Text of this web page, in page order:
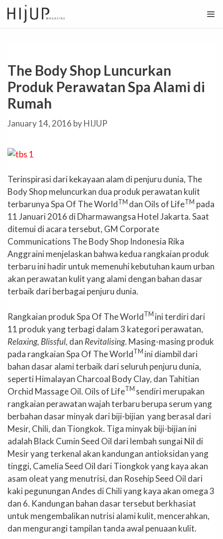
Skip
to
content
The Body Shop Luncurkan
Produk Perawatan Spa Alami di
Rumah
January 14, 2016 byHIJUP
Terinspirasi dari kekayaan alam di penjuru dunia, The
Body Shop meluncurkan dua produk perawatan kulit
terbarunya Spa Of The WorldTM dan Oils of LifeTM pada
11 Januari 2016 di Dharmawangsa Hotel Jakarta. Saat
ditemui di acara tersebut, GM Corporate
Communications The Body Shop Indonesia Rika
Anggraini menjelaskan bahwa kedua rangkaian produk
terbaru ini hadir untuk memenuhi kebutuhan kaum urban
akan perawatan kulit yang alami dengan bahan dasar
terbaik dari berbagai penjuru dunia.
Rangkaian produk Spa Of The WorldTM ini terdiri dari
11 produk yang terbagi dalam 3 kategori perawatan,
Relaxing, Blissful, dan Revitalising. Masing-masing produk
pada rangkaian Spa Of The WorldTM ini diambil dari
bahan dasar alami terbaik dari seluruh penjuru dunia,
seperti Himalayan Charcoal Body Clay, dan Tahitian
Orchid Massage Oil. Oils of LifeTM sendiri merupakan
rangkaian perawatan wajah terbaru berupa serum yang
berbahan dasar minyak dari biji-bijian yang berasal dari
Mesir, Chili, dan Tiongkok. Tiga minyak biji-bijian ini
adalah Black Cumin Seed Oil dari lembah sungai Nil di
Mesir yang terkenal akan kandungan antioksidan yang
tinggi, Camelia Seed Oil dari Tiongkok yang kaya akan
asam oleat yang menutrisi, dan Rosehip Seed Oil dari
kaki pegunungan Andes di Chili yang kaya akan omega 3
dan 6. Kandungan bahan dasar tersebut berkhasiat
untuk mengembalikan nutrisi alami kulit, mencerahkan,
dan mengurangi tampilan tanda awal penuaan kulit.